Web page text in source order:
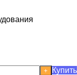
+ Купить